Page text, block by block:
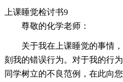
上课睡觉检讨书9
尊敬的化学老师：
关于我在上课睡觉的事情
刻我的错误行为。对于我的行
同学树立的不良范例，在此向